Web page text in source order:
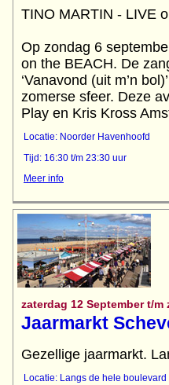
TINO MARTIN - LIVE
Op zondag 6
on the BEACH. De
‘Vanavond (uit m’n
zomerse sfeer. Deze
Play en Kris Kross
Locatie: Noorder Havenhoofd
Tijd: 16:30 t/m 23:30 uur
Meer info
zaterdag 12 September t/m
Jaarmarkt
Gezellige jaarmarkt.
Locatie: Langs de hele boulevard